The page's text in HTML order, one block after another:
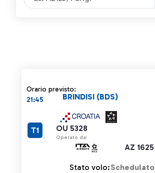
Orario previsto:
21:45
OU 5328
Operato da:
AZ 1625
BRINDISI (BDS)
T1
Stato volo:Schedulato